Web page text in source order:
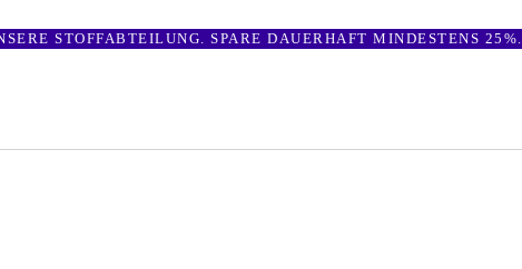
STOFFABTEILUNG. SPARE DAUERHAFT MINDESTENS 25%.